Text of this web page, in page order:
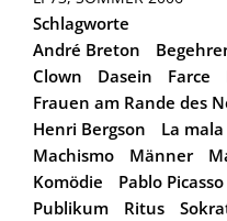
Schlagworte
André Breton
Clown
Dasein Farce
Frauen am Rande des
Henri Bergson
La
Machismo
Männer
Komödie
Pablo Picasso
Publikum
Ritus